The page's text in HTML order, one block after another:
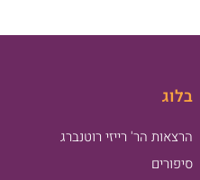
בלוג
הרצאות הר' רייזי רוטנברג
סיפורים